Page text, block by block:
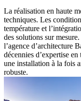
La réalisation en haute
techniques. Les
température et
des solutions sur
l’agence d’architecture
décennies d’expertise
une installation à la fois
robuste.